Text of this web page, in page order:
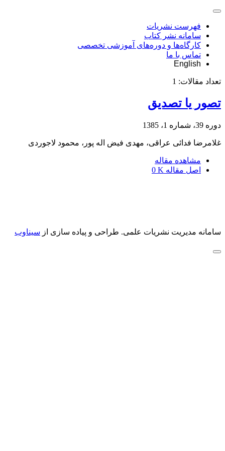
فهرست نشریات
سامانه نشر کتاب
کارگاه‌ها و دوره‌های آموزشی تخصصی
تماس با ما
English
تعداد مقالات: 1
تصور یا تصدیق
دوره 39، شماره 1، 1385
غلامرضا فدائی عراقی، مهدی فیض اله پور، محمود لاجوردی
مشاهده مقاله
اصل مقاله 0 K
سامانه مدیریت نشریات علمی. طراحی و پیاده سازی از سیناوب